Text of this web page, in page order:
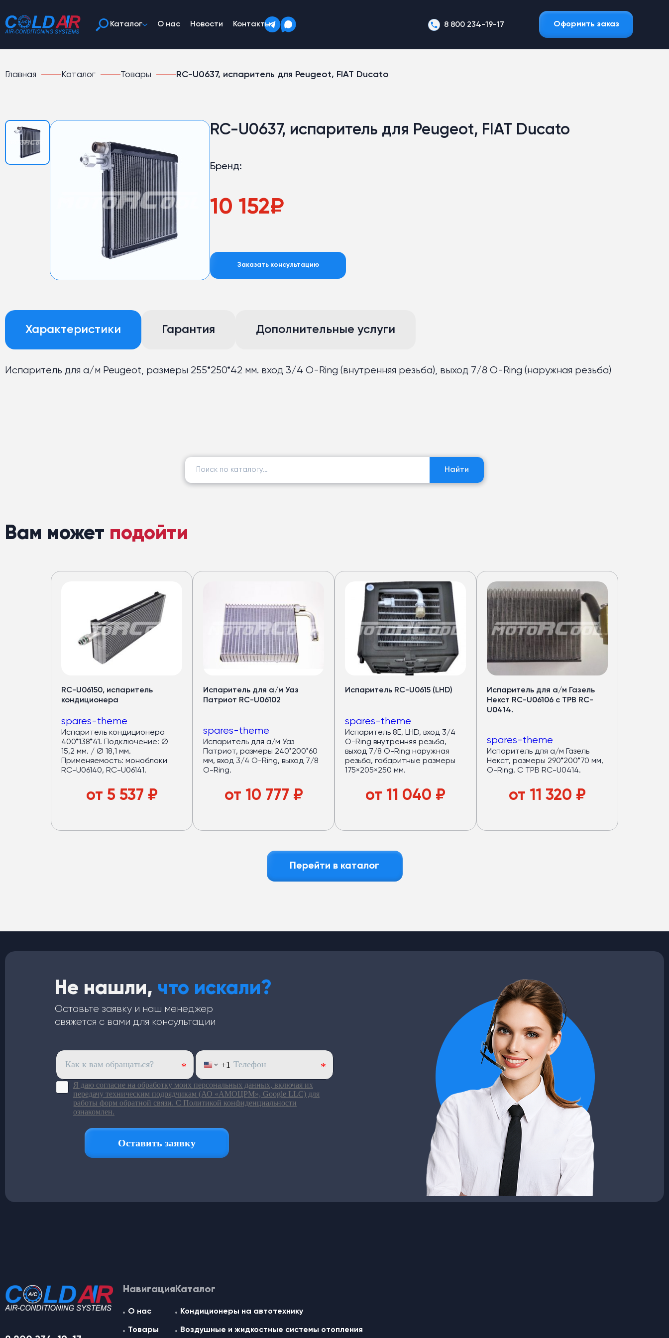
Каталог О нас Новости Контакты 8 800 234-19-17 Оформить заказ
Главная Каталог Товары RC-U0637, испаритель для Peugeot, FIAT Ducato
RC-U0637, испаритель для Peugeot, FIAT Ducato
Бренд:
10 152₽
Заказать консультацию
Характеристики Гарантия Дополнительные услуги
Испаритель для а/м Peugeot, размеры 255*250*42 мм. вход 3/4 O-Ring (внутренняя резьба), выход 7/8 O-Ring (наружная резьба)
Найти:
Найти
Вам может подойти
RC-U06150, испаритель
кондиционера
spares-theme
Испаритель кондиционера
400*138*41. Подключение: Ø
15,2 мм. / Ø 18,1 мм.
Применяемость: моноблоки
RC-U06140, RC-U06141.
от 5 537 ₽
Испаритель для а/м Уаз
Патриот RC-U06102
spares-theme
Испаритель для а/м Уаз
Патриот, размеры 240*200*60
мм, вход 3/4 O-Ring, выход 7/8
O-Ring.
от 10 777 ₽
Испаритель RC-U0615 (LHD)
spares-theme
Испаритель 8Е, LHD, вход 3/4
O-Ring внутренняя резьба,
выход 7/8 O-Ring наружная
резьба, габаритные размеры
175×205×250 мм.
от 11 040 ₽
Испаритель для а/м Газель
Некст RC-U06106 с ТРВ RC-
U0414.
spares-theme
Испаритель для а/м Газель
Некст, размеры 290*200*70 мм,
O-Ring. С ТРВ RC-U0414.
от 11 320 ₽
Перейти в каталог
Не нашли, что искали?
Оставьте заявку и наш менеджер
свяжется с вами для консультации
Навигация
О нас
Товары
Каталог
Кондиционеры на автотехнику
Воздушные и жидкостные cистемы отопления